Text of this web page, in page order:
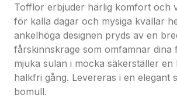
Tofflor erbjuder härlig komfort och
för kalla dagar och mysiga kvällar
ankelhöga designen pryds av en
fårskinnskrage som omfamnar dina
mjuka sulan i mocka säkerställer en
halkfri gång. Levereras i en elegant
bomull.